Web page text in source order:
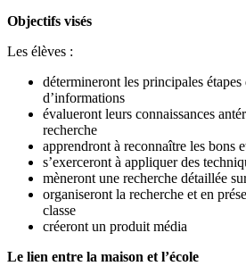
Objectifs visés
Les élèves :
détermineront les principales étapes
d’informations
évalueront leurs connaissances
recherche
apprendront à reconnaître les bons
s’exerceront à appliquer des
mèneront une recherche détaillée
organiseront la recherche et en
classe
créeront un produit média
Le lien entre la maison et l’école